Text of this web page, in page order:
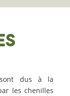
sont dus à la
les chenilles